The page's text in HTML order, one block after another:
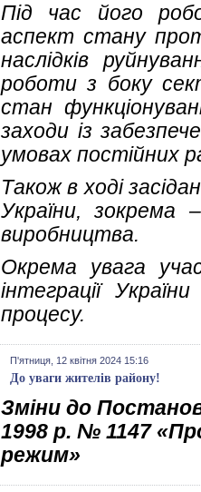
Під час його
аспект стану
наслідків
роботи з боку
стан
заходи із
умовах постійних
Також в ході
України, зокрема
виробництва.
Окрема увага
інтеграції
процесу.
П'ятниця, 12 квітня 2024 15:16
До уваги жителів району!
Зміни до
1998 р. № 1147
режим»